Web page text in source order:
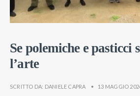
Se polemiche e pasticci
l’arte
SCRITTO DA: DANIELE CAPRA • 13 MAGGIO